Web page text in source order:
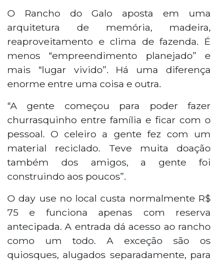
O Rancho do Galo aposta em uma
arquitetura de memória, madeira,
reaproveitamento e clima de fazenda. É
menos “empreendimento planejado” e
mais “lugar vivido”. Há uma diferença
enorme entre uma coisa e outra.
“A gente começou para poder fazer
churrasquinho entre família e ficar com o
pessoal. O celeiro a gente fez com um
material reciclado. Teve muita doação
também dos amigos, a gente foi
construindo aos poucos”.
O day use no local custa normalmente R$
75 e funciona apenas com reserva
antecipada. A entrada dá acesso ao rancho
como um todo. A exceção são os
quiosques, alugados separadamente, para